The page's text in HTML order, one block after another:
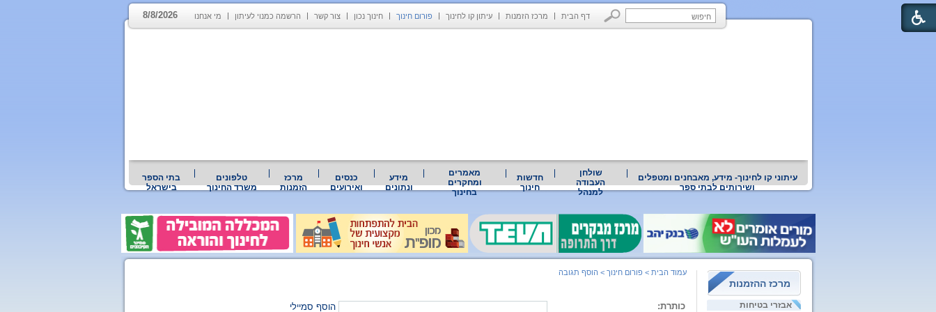
דף הבית מרכז הזמנות עיתון קו לחינוך פורום חינוך חינוך נכון צור קשר הרשמה כמנוי לעיתון מי אנחנו 8/8/2026
עיתוני קו לחינוך- מידע, מאבחנים ומטפלים
ושירותים לבתי ספר
שולחן
העבודה
למנהל
חדשות
חינוך
מאמרים
ומחקרים
בחינוך
מידע
ונתונים
כנסים
ואירועים
מרכז
הזמנות
טלפונים
משרד החינוך
בתי הספר
בישראל
מרכז ההזמנות
אבזרי בטיחות
עמוד הבית > פורום חינוך > הוסף תגובה
כותרת: הוסף סמיילי